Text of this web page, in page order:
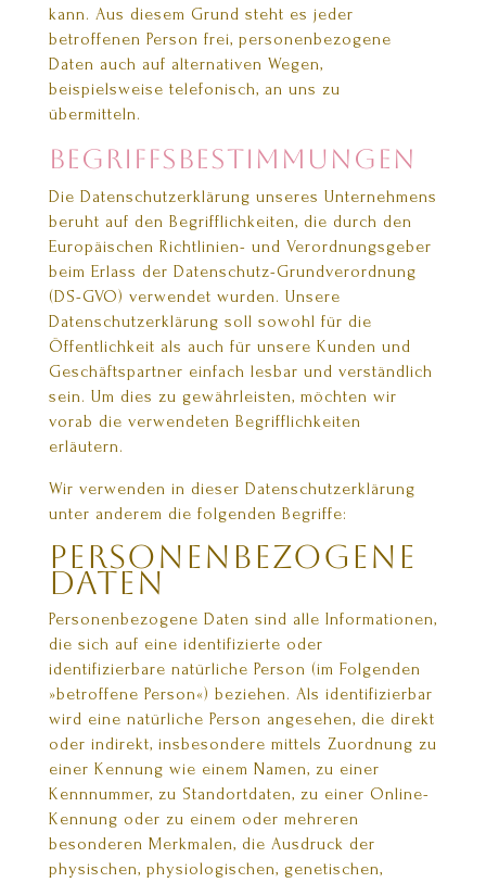
kann. Aus diesem Grund steht es jeder
betroffenen Person frei, personenbezogene
Daten auch auf alternativen Wegen,
beispielsweise telefonisch, an uns zu
übermitteln.
Begriffsbestimmungen
Die Datenschutzerklärung unseres Unternehmens
beruht auf den Begrifflichkeiten, die durch den
Europäischen Richtlinien- und Verordnungsgeber
beim Erlass der Datenschutz-Grundverordnung
(DS-GVO) verwendet wurden. Unsere
Datenschutzerklärung soll sowohl für die
Öffentlichkeit als auch für unsere Kunden und
Geschäftspartner einfach lesbar und verständlich
sein. Um dies zu gewährleisten, möchten wir
vorab die verwendeten Begrifflichkeiten
erläutern.
Wir verwenden in dieser Datenschutzerklärung
unter anderem die folgenden Begriffe:
personenbezogene
Daten
Personenbezogene Daten sind alle Informationen,
die sich auf eine identifizierte oder
identifizierbare natürliche Person (im Folgenden
»betroffene Person«) beziehen. Als identifizierbar
wird eine natürliche Person angesehen, die direkt
oder indirekt, insbesondere mittels Zuordnung zu
einer Kennung wie einem Namen, zu einer
Kennnummer, zu Standortdaten, zu einer Online-
Kennung oder zu einem oder mehreren
besonderen Merkmalen, die Ausdruck der
physischen, physiologischen, genetischen,